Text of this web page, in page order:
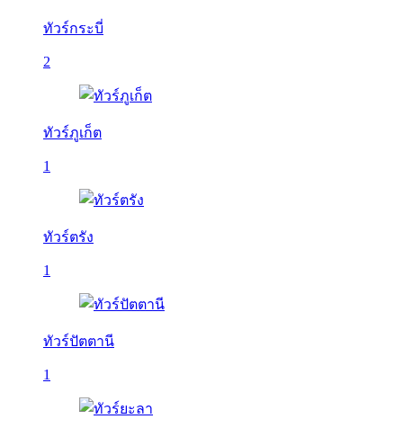
ทัวร์กระบี่
2
ทัวร์ภูเก็ต
1
ทัวร์ตรัง
1
ทัวร์ปัตตานี
1